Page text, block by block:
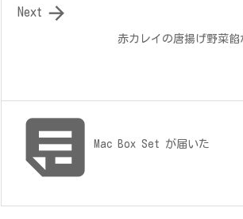
赤カレイの唐揚げ野菜餡

Next
Mac Box Set が届いた